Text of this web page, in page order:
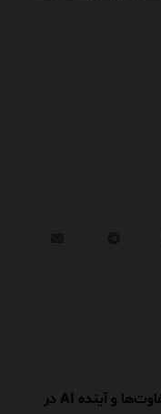
هوش مصنوعی چیست؟ کاربردها، تفاوت‌ها و آینده AI در